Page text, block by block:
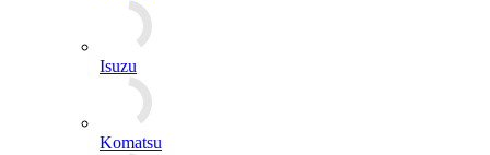
Isuzu
Komatsu